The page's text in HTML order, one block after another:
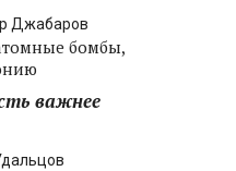
Джабаров
бомбы,
важнее